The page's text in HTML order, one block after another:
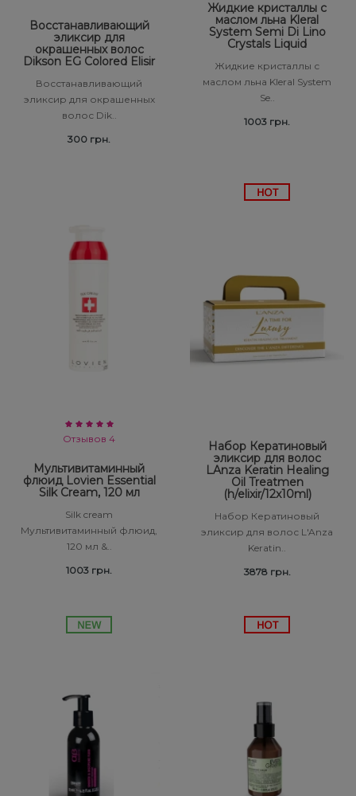
Восстанавливающий
эликсир для
окрашенных волос
Dikson EG Colored Elisir
Восстанавливающий
эликсир для окрашенных
волос Dik..
300 грн.
Жидкие кристаллы с
маслом льна Kleral
System Semi Di Lino
Crystals Liquid
Жидкие кристаллы с
маслом льна Kleral System
Se..
1003 грн.
Отзывов 4
Мультивитаминный
флюид Lovien Essential
Silk Cream, 120 мл
Silk cream
Мультивитаминный флюид,
120 мл &..
1003 грн.
Набор Кератиновый
эликсир для волос
LAnza Keratin Healing
Oil Treatmen
(h/elixir/12x10ml)
Набор Кератиновый
эликсир для волос L'Anza
Keratin..
3878 грн.